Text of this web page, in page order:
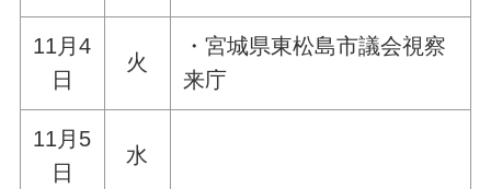
11月4
日
火
・宮城県東松島市議会視察
来庁
11月5
日
水